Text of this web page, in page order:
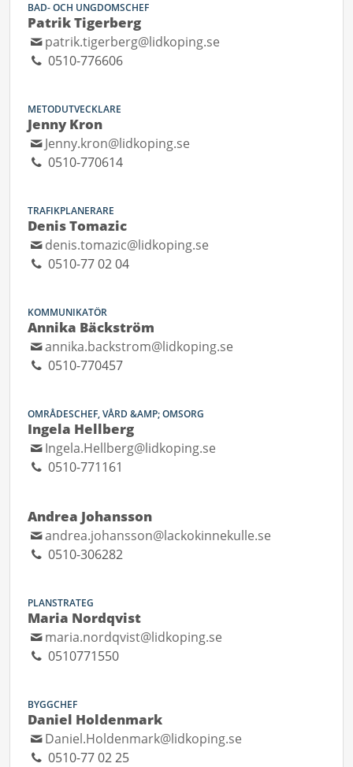
BAD- OCH UNGDOMSCHEF
Patrik Tigerberg
patrik.tigerberg@lidkoping.se
0510-776606
METODUTVECKLARE
Jenny Kron
Jenny.kron@lidkoping.se
0510-770614
TRAFIKPLANERARE
Denis Tomazic
denis.tomazic@lidkoping.se
0510-77 02 04
KOMMUNIKATÖR
Annika Bäckström
annika.backstrom@lidkoping.se
0510-770457
OMRÅDESCHEF, VÅRD &AMP; OMSORG
Ingela Hellberg
Ingela.Hellberg@lidkoping.se
0510-771161
Andrea Johansson
andrea.johansson@lackokinnekulle.se
0510-306282
PLANSTRATEG
Maria Nordqvist
maria.nordqvist@lidkoping.se
0510771550
BYGGCHEF
Daniel Holdenmark
Daniel.Holdenmark@lidkoping.se
0510-77 02 25